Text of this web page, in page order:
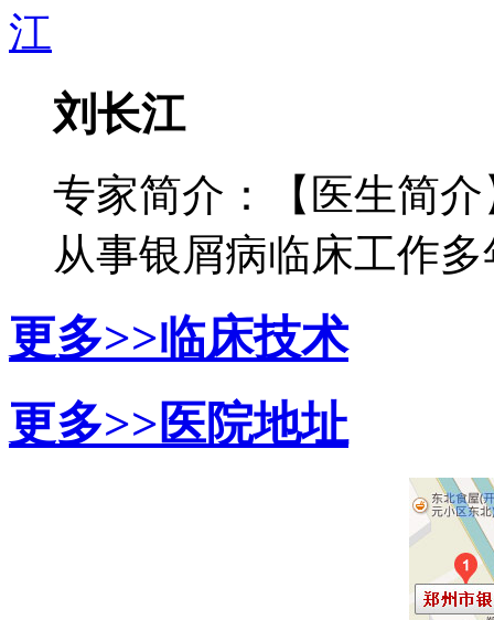
刘长江
专家简介：【医生简
从事银屑病临床工作多
更多>>临床技术
更多>>医院地址